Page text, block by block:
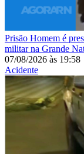
Prisão Homem é
militar na Grande
07/08/2026 às 19:58
Acidente